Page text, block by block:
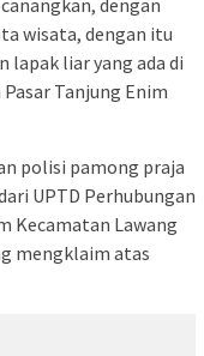
dengan
wisata, dengan itu
liar yang ada di
Tanjung Enim
polisi pamong praja
UPTD Perhubungan
Kecamatan Lawang
mengklaim atas